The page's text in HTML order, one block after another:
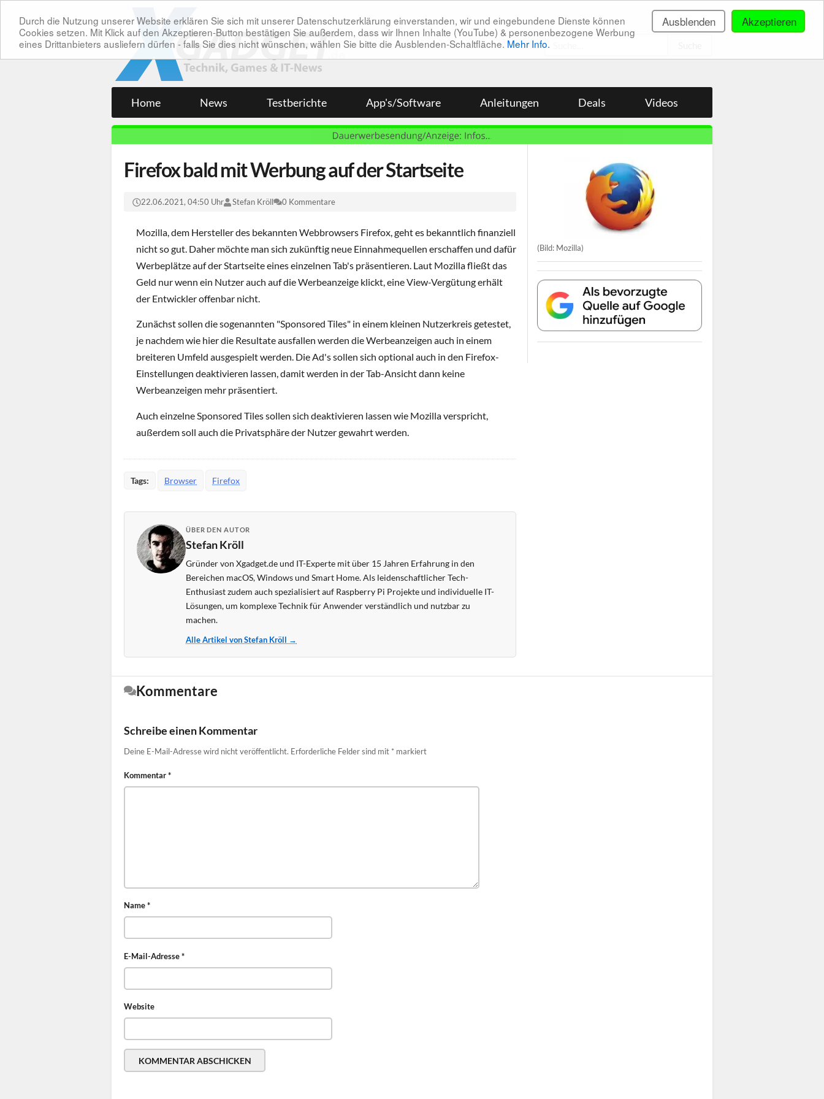
Akzeptieren
Ausblenden
Durch die Nutzung unserer Website erklären Sie sich mit unserer Datenschutzerklärung einverstanden, wir und eingebundene Dienste können
Cookies setzen. Mit Klick auf den Akzeptieren-Button bestätigen Sie außerdem, dass wir Ihnen Inhalte (YouTube) & personenbezogene Werbung
eines Drittanbieters ausliefern dürfen - falls Sie dies nicht wünschen, wählen Sie bitte die Ausblenden-Schaltfläche. Mehr Info.
Home News Testberichte App's/Software Anleitungen Deals Videos
Firefox bald mit Werbung auf der Startseite
22.06.2021, 04:50 Uhr Stefan Kröll 0 Kommentare
Mozilla, dem Hersteller des bekannten Webbrowsers Firefox, geht es bekanntlich finanziell
nicht so gut. Daher möchte man sich zukünftig neue Einnahmequellen erschaffen und dafür
Werbeplätze auf der Startseite eines einzelnen Tab's präsentieren. Laut Mozilla fließt das
Geld nur wenn ein Nutzer auch auf die Werbeanzeige klickt, eine View-Vergütung erhält
der Entwickler offenbar nicht.
Zunächst sollen die sogenannten "Sponsored Tiles" in einem kleinen Nutzerkreis getestet,
je nachdem wie hier die Resultate ausfallen werden die Werbeanzeigen auch in einem
breiteren Umfeld ausgespielt werden. Die Ad's sollen sich optional auch in den Firefox-
Einstellungen deaktivieren lassen, damit werden in der Tab-Ansicht dann keine
Werbeanzeigen mehr präsentiert.
Auch einzelne Sponsored Tiles sollen sich deaktivieren lassen wie Mozilla verspricht,
außerdem soll auch die Privatsphäre der Nutzer gewahrt werden.
Tags: Browser Firefox
ÜBER DEN AUTOR
Stefan Kröll
Gründer von Xgadget.de und IT-Experte mit über 15 Jahren Erfahrung in den
Bereichen macOS, Windows und Smart Home. Als leidenschaftlicher Tech-
Enthusiast zudem auch spezialisiert auf Raspberry Pi Projekte und individuelle IT-
Lösungen, um komplexe Technik für Anwender verständlich und nutzbar zu
machen.
Alle Artikel von Stefan Kröll →
(Bild: Mozilla)
Kommentare
Schreibe einen Kommentar
Deine E-Mail-Adresse wird nicht veröffentlicht. Erforderliche Felder sind mit * markiert
Kommentar*
Name*
E-Mail-Adresse*
Website